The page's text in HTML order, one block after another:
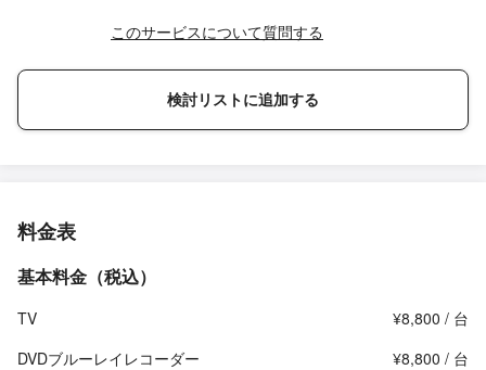
このサービスについて質問する
検討リストに追加する
料金表
基本料金（税込）
TV
¥8,800 / 台
DVDブルーレイレコーダー
¥8,800 / 台